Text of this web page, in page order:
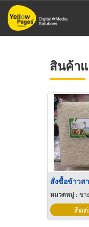
ข้าม
ไป
สินค้า
สั่งซื้อข้าวส
หมวดหมู่ : ขายส่
ติด